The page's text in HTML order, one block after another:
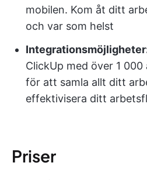
mobilen. Kom åt ditt
och var som helst
ClickUp med över 1
för att samla allt ditt
effektivisera ditt
Priser